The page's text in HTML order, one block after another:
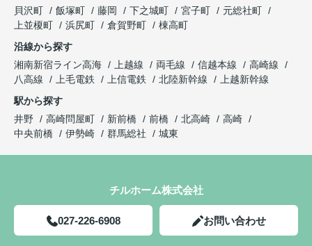
貝沢町
飯塚町 藤岡 下之城町 宮子町
元総社町
上並榎町
浜尻町 倉賀野町
棟高町
沿線から探す
湘南新宿ライン高海
上越線 両毛線 信越本線
高崎線
八高線
上毛電鉄 上信電鉄 北陸新幹線
上越新幹線
駅から探す
井野
高崎問屋町 新前橋 前橋 北高崎
高崎
中央前橋
伊勢崎 群馬総社 城東
チルホーム株式会社
027-226-6908 お問い合わせ